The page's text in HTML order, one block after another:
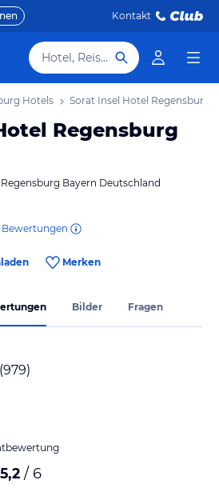
Kontakt
Hotel, Reiseziel
Hotels Sorat Insel Hotel Regensburg
Regensburg
Bayern Deutschland
Bewertungen
Merken
Bilder Fragen
(979)
5,2 / 6